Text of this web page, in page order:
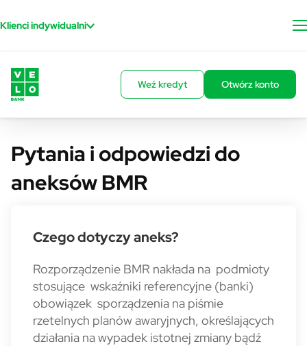
Klienci indywidualni
Weź kredyt Otwórz konto
Pytania i odpowiedzi do
aneksów BMR
Czego dotyczy aneks?
Rozporządzenie BMR nakłada na podmioty
stosujące wskaźniki referencyjne (banki)
obowiązek sporządzenia na piśmie
rzetelnych planów awaryjnych, określających
działania na wypadek istotnej zmiany bądź